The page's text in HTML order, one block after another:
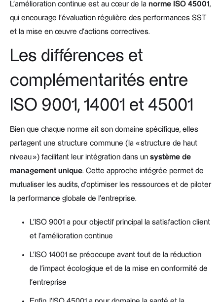
L’amélioration continue est au cœur de la norme ISO 45001 ,
qui encourage l’évaluation régulière des performances SST
et la mise en œuvre d’actions correctives.
Les différences et
complémentarités entre
ISO 9001, 14001 et 45001
Bien que chaque norme ait son domaine spécifique, elles
partagent une structure commune (la « structure de haut
niveau ») facilitant leur intégration dans un système de
management unique. Cette approche intégrée permet de
mutualiser les audits, d’optimiser les ressources et de piloter
la performance globale de l’entreprise.
L'ISO 9001 a pour objectif principal la satisfaction client
et l'amélioration continue
L'ISO 14001 se préoccupe avant tout de la réduction
de l'impact écologique et de la mise en conformité de
l'entreprise